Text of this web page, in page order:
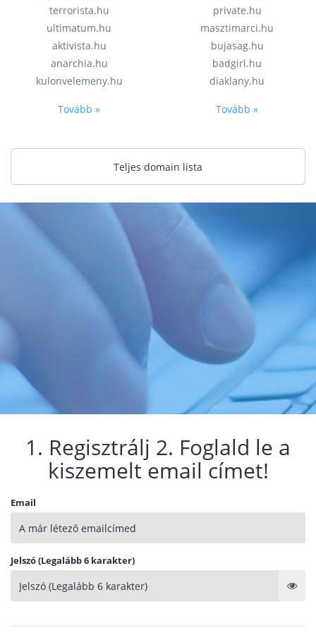
terrorista.hu
ultimatum.hu
aktivista.hu
anarchia.hu
kulonvelemeny.hu
Tovább »
private.hu
masztimarci.hu
bujasag.hu
badgirl.hu
diaklany.hu
Tovább »
Teljes domain lista
1. Regisztrálj 2. Foglald le a
kiszemelt email címet!
Email
Jelszó (Legalább 6 karakter)